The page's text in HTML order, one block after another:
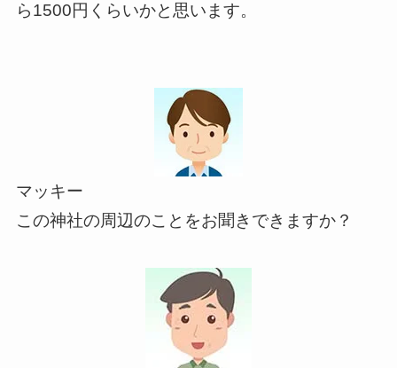
ら1500円くらいかと思います。
マッキー
この神社の周辺のことをお聞きできますか？